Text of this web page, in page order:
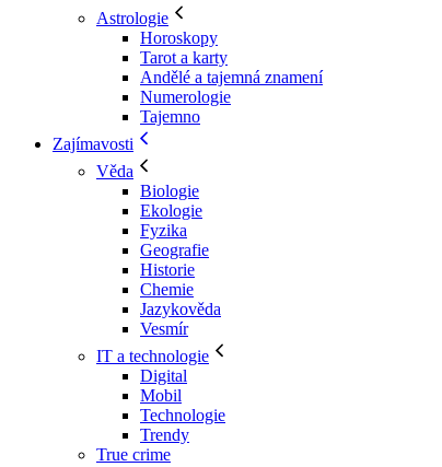
Astrologie
Horoskopy
Tarot a karty
Andělé a tajemná znamení
Numerologie
Tajemno
Zajímavosti
Věda
Biologie
Ekologie
Fyzika
Geografie
Historie
Chemie
Jazykověda
Vesmír
IT a technologie
Digital
Mobil
Technologie
Trendy
True crime